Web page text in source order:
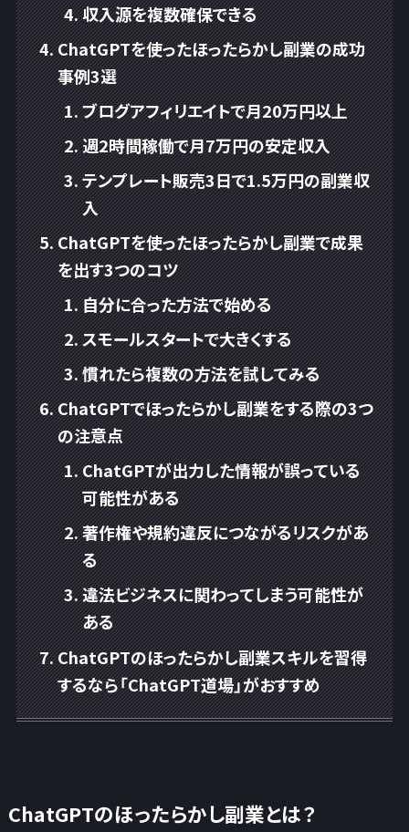
収入源を複数確保できる
ChatGPTを使ったほったらかし副業の成功
事例3選
ブログアフィリエイトで月20万円以上
週2時間稼働で月7万円の安定収入
テンプレート販売3日で1.5万円の副業収
入
ChatGPTを使ったほったらかし副業で成果
を出す3つのコツ
自分に合った方法で始める
スモールスタートで大きくする
慣れたら複数の方法を試してみる
ChatGPTでほったらかし副業をする際の3つ
の注意点
ChatGPTが出力した情報が誤っている
可能性がある
著作権や規約違反につながるリスクがあ
る
違法ビジネスに関わってしまう可能性が
ある
ChatGPTのほったらかし副業スキルを習得
するなら「ChatGPT道場」がおすすめ
ChatGPTのほったらかし副業とは？